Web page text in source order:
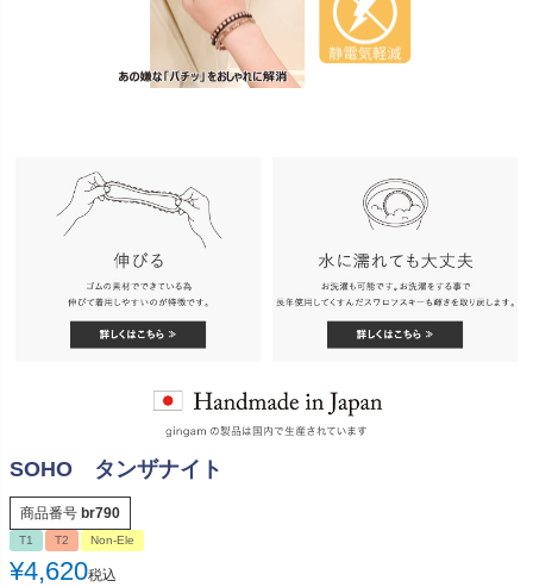
SOHO タンザナイト
商品番号 br790
T1 T2 Non-Ele
¥4,620税込